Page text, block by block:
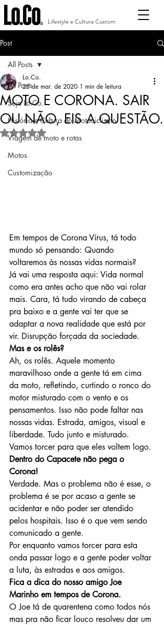
Lifestyle e Cultura Custom
Post
All Posts
Seja Lo.Co.
História e Cultura do Motociclismo
Viagem de moto e rotas
Motos
Customização
All Posts
MOTO E CORONA. SAIR
OU NÃO, EIS A QUESTÃO.
Lo.Co.
25 de mar. de 2020 1 min de leitura
Avaliado com NaN de 5 estrelas.
Em tempos de Corona Vírus, tá todo
mundo só pensando: Quando
voltaremos às nossas vidas normais?
Já vai uma resposta aqui: Vida normal
como era antes acho que não vai rolar
mais. Cara, tá tudo virando de cabeça
pra baixo e a gente vai ter que se
adaptar a nova realidade que está por
vir. Disrupção forçada da sociedade.
Mas e os rolês?
Ah, os rolês. Aquele momento
maravilhoso onde a gente tá em cima
da moto, refletindo, curtindo o ronco do
motor misturado com o vento e os
pensamentos. Isso não pode faltar nas
nossas vidas. Estrada, amigos, visual e
liberdade. Tudo junto e misturado.
Vamos torcer para que eles voltem logo.
Dentro do Capacete não pega o
Corona!
Verdade. Mas o problema não é esse, o
problema é se por acaso a gente se
acidentar e não poder ser atendido
pelos hospitais. Isso é o que vem sendo
comunicado a gente.
Por enquanto vamos torcer para esta
onda passar logo e a gente poder voltar
a luta, às estradas e aos amigos.
Fica a dica do nosso amigo Joe
Marinho em tempos de Corona.
O Joe tá de quarentena como todos nós
mas pra não ficar louco resolveu dar um